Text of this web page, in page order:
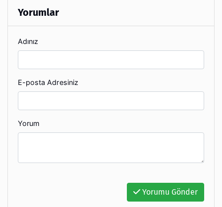
Yorumlar
Adınız
E-posta Adresiniz
Yorum
Yorumu Gönder